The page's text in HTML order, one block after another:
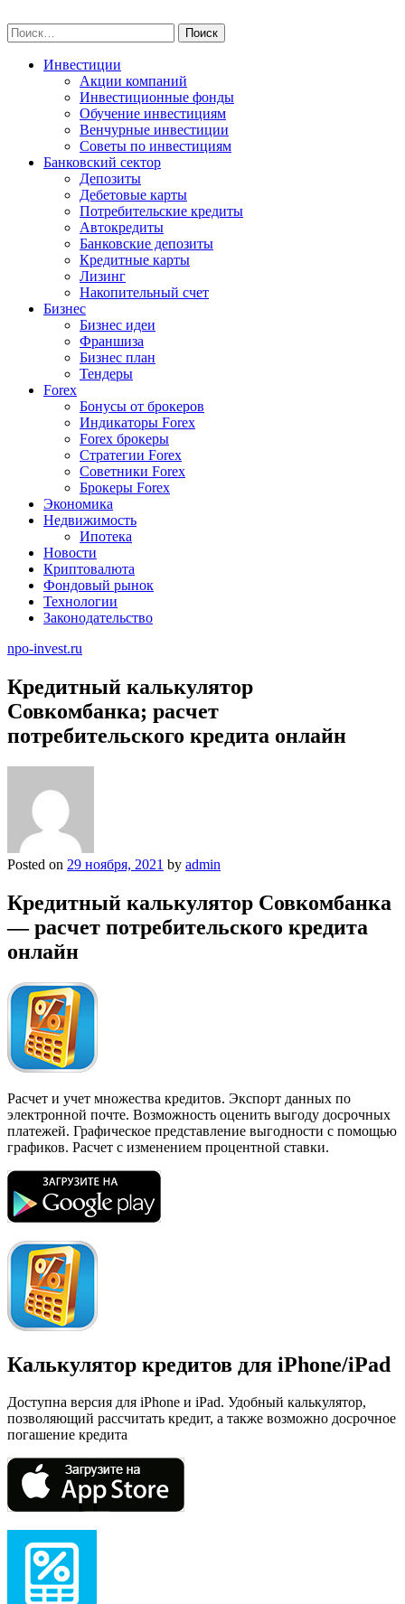
to
content
Найти:
Инвестиции
Акции компаний
Инвестиционные фонды
Обучение инвестициям
Венчурные инвестиции
Советы по инвестициям
Банковский сектор
Депозиты
Дебетовые карты
Потребительские кредиты
Автокредиты
Банковские депозиты
Кредитные карты
Лизинг
Накопительный счет
Бизнес
Бизнес идеи
Франшиза
Бизнес план
Тендеры
Forex
Бонусы от брокеров
Индикаторы Forex
Forex брокеры
Стратегии Forex
Советники Forex
Брокеры Forex
Экономика
Недвижимость
Ипотека
Новости
Криптовалюта
Фондовый рынок
Технологии
Законодательство
npo-invest.ru
Кредитный калькулятор
Совкомбанка; расчет
потребительского кредита онлайн
Posted on 29 ноября, 2021 by admin
Кредитный калькулятор Совкомбанка
— расчет потребительского кредита
онлайн
Расчет и учет множества кредитов. Экспорт данных по
электронной почте. Возможность оценить выгоду досрочных
платежей. Графическое представление выгодности с помощью
графиков. Расчет с изменением процентной ставки.
Калькулятор кредитов для iPhone/iPad
Доступна версия для iPhone и iPad. Удобный калькулятор,
позволяющий рассчитать кредит, а также возможно досрочное
погашение кредита